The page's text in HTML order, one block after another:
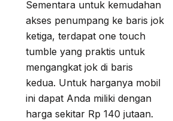
Sementara untuk kemudahan
akses penumpang ke baris jok
ketiga, terdapat one touch
tumble yang praktis untuk
mengangkat jok di baris
kedua. Untuk harganya mobil
ini dapat Anda miliki dengan
harga sekitar Rp 140 jutaan.